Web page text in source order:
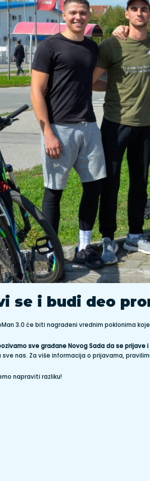
se i budi deo
3.0 će biti nagrađeni vrednim poklonima
sve građane Novog Sada da se prijave
sve nas. Za više informacija o prijavama,
napraviti razliku!